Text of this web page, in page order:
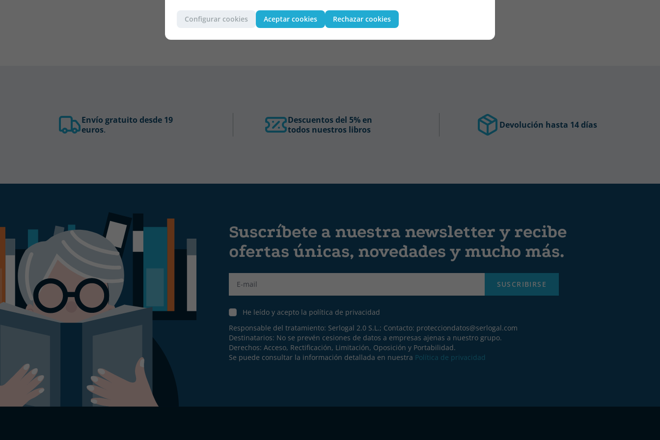
Configurar cookies Aceptar cookies Rechazar cookies
Envío gratuito desde 19
euros.
Descuentos del 5% en
todos nuestros libros
Devolución hasta 14 días
Suscríbete a nuestra newsletter y recibe
ofertas únicas, novedades y mucho más.
SUSCRIBIRSE
He leído y acepto la política de privacidad
Responsable del tratamiento: Serlogal 2.0 S.L.; Contacto: protecciondatos@serlogal.com
Destinatarios: No se prevén cesiones de datos a empresas ajenas a nuestro grupo.
Derechos: Acceso, Rectificación, Limitación, Oposición y Portabilidad.
Se puede consultar la información detallada en nuestra Política de privacidad